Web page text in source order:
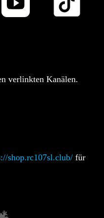
verlinkten Kanälen.
shop.rc107sl.club/ für